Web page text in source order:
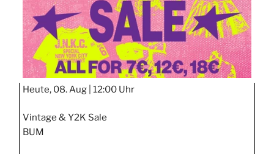
Heute, 08. Aug | 12:00 Uhr
Vintage & Y2K Sale
BUM